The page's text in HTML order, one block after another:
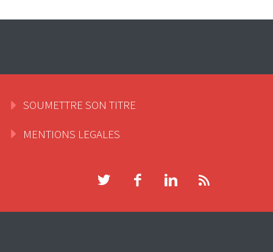
SOUMETTRE SON TITRE
MENTIONS LEGALES